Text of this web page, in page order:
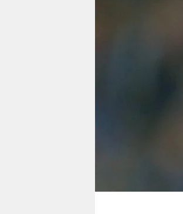
genossenschaft